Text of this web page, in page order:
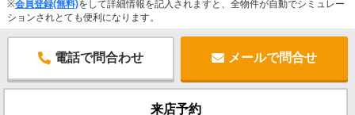
※会員登録(無料)をして詳細情報を記入されますと、全物件が自動でシミュレー
ションされとても便利になります。
電話で問合わせ メールで問合せ
来店予約